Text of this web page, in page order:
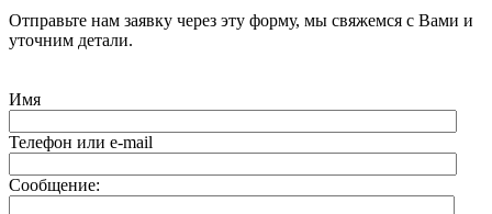
Отправьте нам заявку через эту форму, мы свяжемся с Вами и
уточним детали.
Имя
Телефон или e-mail
Сообщение: